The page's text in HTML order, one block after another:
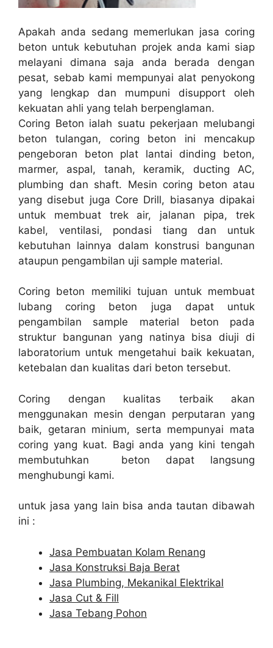
Apakah anda sedang memerlukan jasa coring
beton untuk kebutuhan projek anda kami siap
melayani dimana saja anda berada dengan
pesat, sebab kami mempunyai alat penyokong
yang lengkap dan mumpuni disupport oleh
kekuatan ahli yang telah berpenglaman.
Coring Beton ialah suatu pekerjaan melubangi
beton tulangan, coring beton ini mencakup
pengeboran beton plat lantai dinding beton,
marmer, aspal, tanah, keramik, ducting AC,
plumbing dan shaft. Mesin coring beton atau
yang disebut juga Core Drill, biasanya dipakai
untuk membuat trek air, jalanan pipa, trek
kabel, ventilasi, pondasi tiang dan untuk
kebutuhan lainnya dalam konstrusi bangunan
ataupun pengambilan uji sample material.
Coring beton memiliki tujuan untuk membuat
lubang coring beton juga dapat untuk
pengambilan sample material beton pada
struktur bangunan yang natinya bisa diuji di
laboratorium untuk mengetahui baik kekuatan,
ketebalan dan kualitas dari beton tersebut.
Coring dengan kualitas terbaik akan
menggunakan mesin dengan perputaran yang
baik, getaran minium, serta mempunyai mata
coring yang kuat. Bagi anda yang kini tengah
membutuhkan beton dapat langsung
menghubungi kami.
untuk jasa yang lain bisa anda tautan dibawah
ini :
Jasa Pembuatan Kolam Renang
Jasa Konstruksi Baja Berat
Jasa Plumbing, Mekanikal Elektrikal
Jasa Cut & Fill
Jasa Tebang Pohon